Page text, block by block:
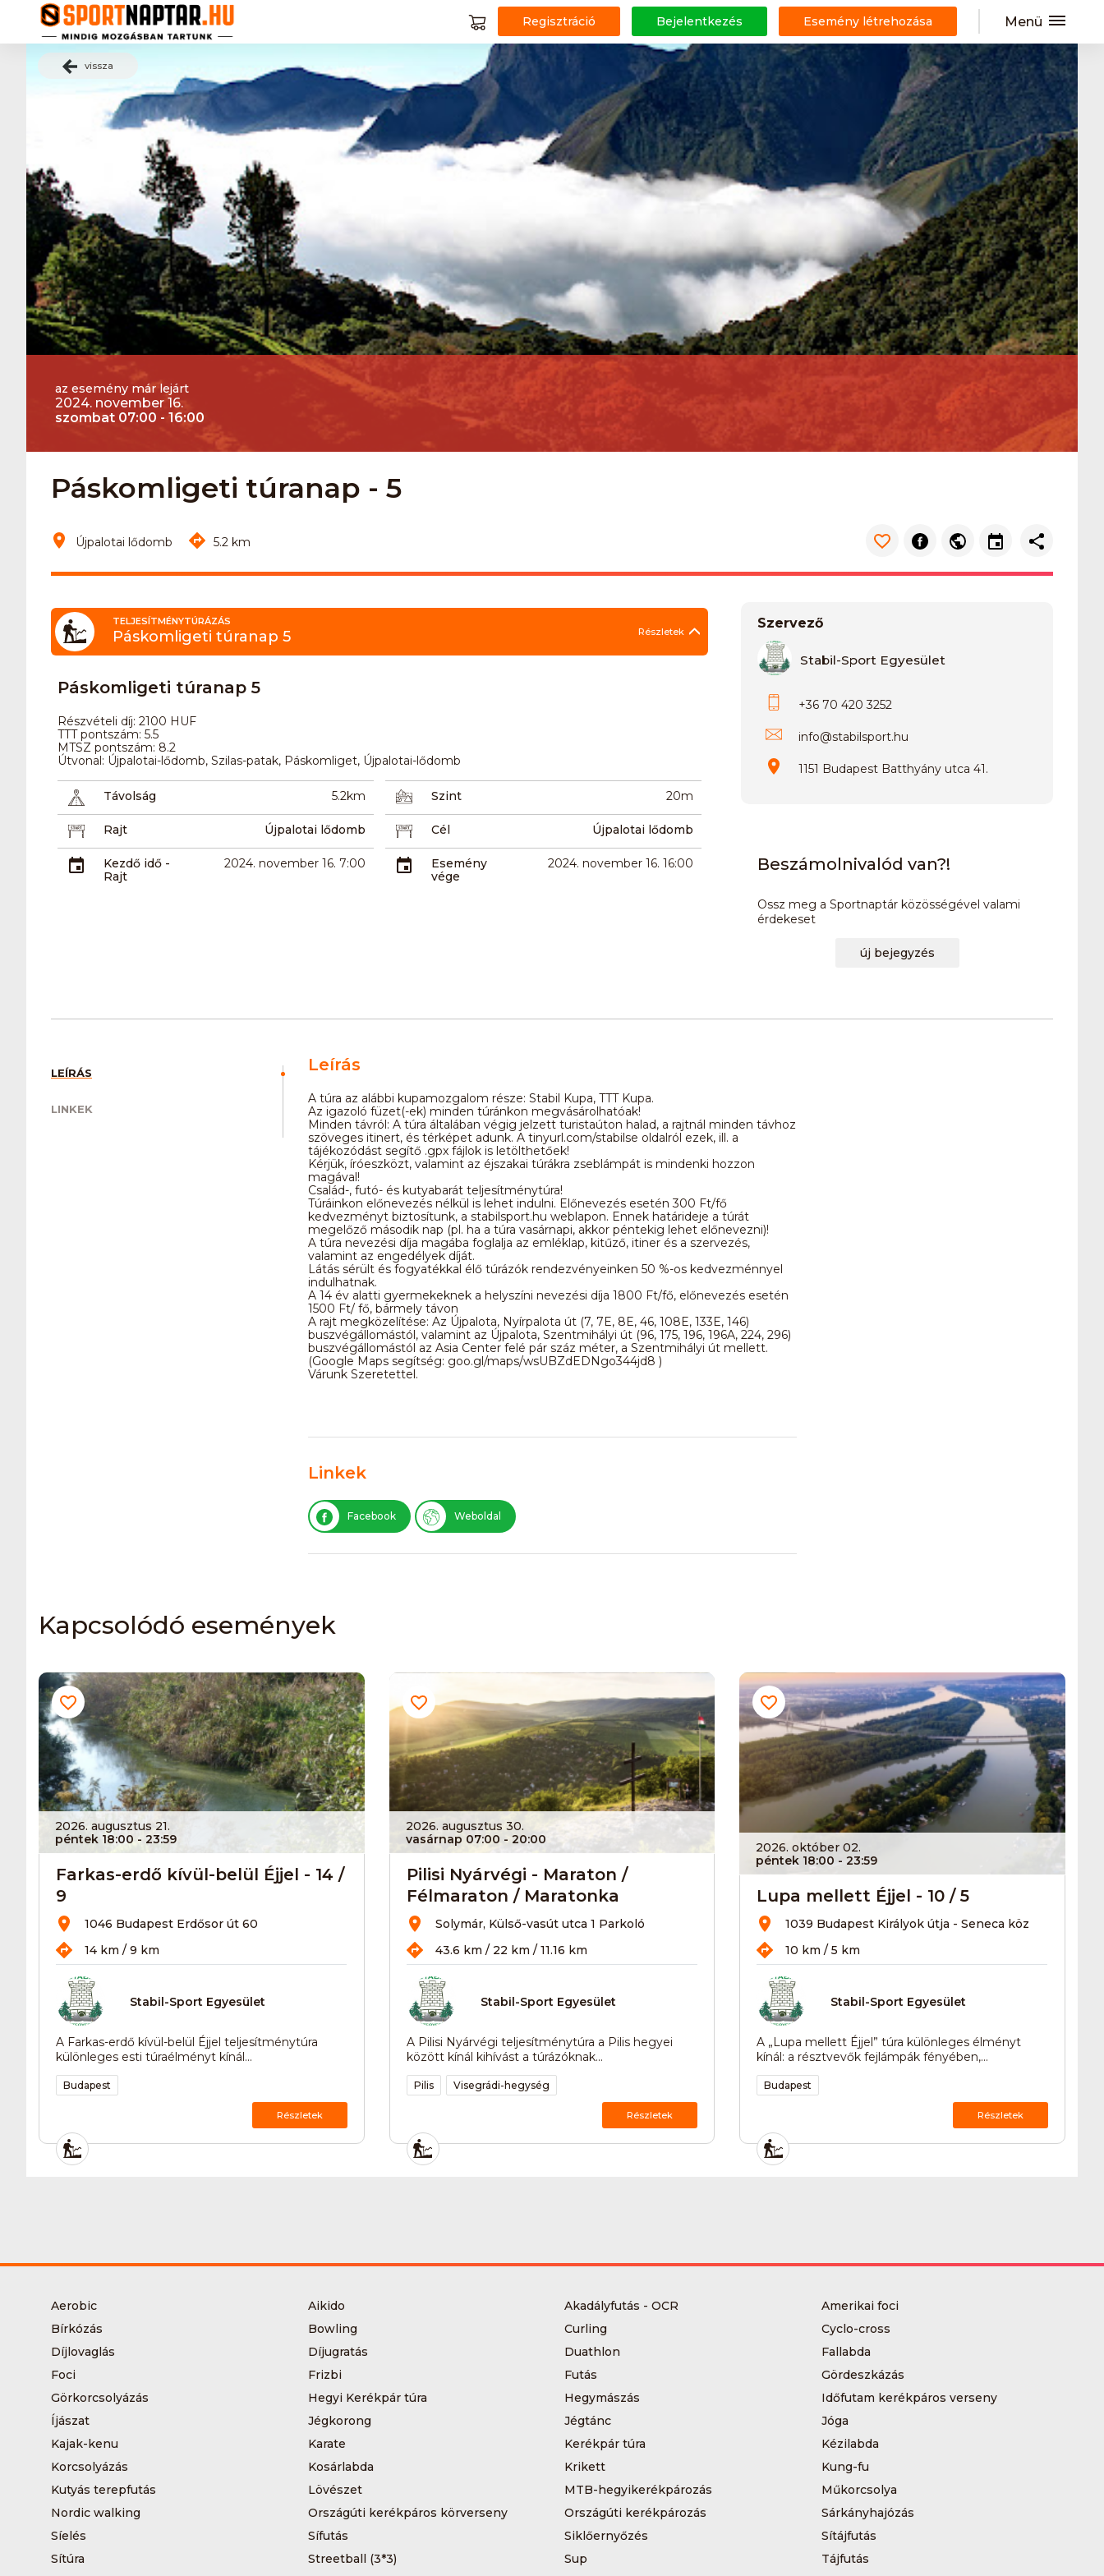
Regisztráció Bejelentkezés Esemény létrehozása Menü
vissza
az esemény már lejárt
2024. november 16.
szombat 07:00 - 16:00
Páskomligeti túranap - 5
Újpalotai lődomb 5.2 km
TELJESÍTMÉNYTÚRÁZÁS
Páskomligeti túranap 5 Részletek
Páskomligeti túranap 5
Részvételi díj: 2100 HUF
TTT pontszám: 5.5
MTSZ pontszám: 8.2
Útvonal: Újpalotai-lődomb, Szilas-patak, Páskomliget, Újpalotai-lődomb
Távolság 5.2km Szint 20m
Rajt Újpalotai lődomb Cél Újpalotai lődomb
Kezdő idő -
Rajt
2024. november 16. 7:00
Esemény
vége
2024. november 16. 16:00
Szervező
Stabil-Sport Egyesület
+36 70 420 3252
info@stabilsport.hu
1151 Budapest Batthyány utca 41.
Beszámolnivalód van?!
Ossz meg a Sportnaptár közösségével valami
érdekeset
új bejegyzés
LEÍRÁS
LINKEK
Leírás
A túra az alábbi kupamozgalom része: Stabil Kupa, TTT Kupa.
Az igazoló füzet(-ek) minden túránkon megvásárolhatóak!
Minden távról: A túra általában végig jelzett turistaúton halad, a rajtnál minden távhoz
szöveges itinert, és térképet adunk. A tinyurl.com/stabilse oldalról ezek, ill. a
tájékozódást segítő .gpx fájlok is letölthetőek!
Kérjük, íróeszközt, valamint az éjszakai túrákra zseblámpát is mindenki hozzon
magával!
Család-, futó- és kutyabarát teljesítménytúra!
Túráinkon előnevezés nélkül is lehet indulni. Előnevezés esetén 300 Ft/fő
kedvezményt biztosítunk, a stabilsport.hu weblapon. Ennek határideje a túrát
megelőző második nap (pl. ha a túra vasárnapi, akkor péntekig lehet előnevezni)!
A túra nevezési díja magába foglalja az emléklap, kitűző, itiner és a szervezés,
valamint az engedélyek díját.
Látás sérült és fogyatékkal élő túrázók rendezvényeinken 50 %-os kedvezménnyel
indulhatnak.
A 14 év alatti gyermekeknek a helyszíni nevezési díja 1800 Ft/fő, előnevezés esetén
1500 Ft/ fő, bármely távon
A rajt megközelítése: Az Újpalota, Nyírpalota út (7, 7E, 8E, 46, 108E, 133E, 146)
buszvégállomástól, valamint az Újpalota, Szentmihályi út (96, 175, 196, 196A, 224, 296)
buszvégállomástól az Asia Center felé pár száz méter, a Szentmihályi út mellett.
(Google Maps segítség: goo.gl/maps/wsUBZdEDNgo344jd8 )
Várunk Szeretettel.
Linkek
Facebook Weboldal
Kapcsolódó események
2026. augusztus 21.
péntek 18:00 - 23:59
Farkas-erdő kívül-belül Éjjel - 14 /
9
1046 Budapest Erdősor út 60
14 km / 9 km
Stabil-Sport Egyesület
A Farkas-erdő kívül-belül Éjjel teljesítménytúra
különleges esti túraélményt kínál...
Budapest
Részletek
2026. augusztus 30.
vasárnap 07:00 - 20:00
Pilisi Nyárvégi - Maraton /
Félmaraton / Maratonka
Solymár, Külső-vasút utca 1 Parkoló
43.6 km / 22 km / 11.16 km
Stabil-Sport Egyesület
A Pilisi Nyárvégi teljesítménytúra a Pilis hegyei
között kínál kihívást a túrázóknak...
Pilis Visegrádi-hegység
Részletek
2026. október 02.
péntek 18:00 - 23:59
Lupa mellett Éjjel - 10 / 5
1039 Budapest Királyok útja - Seneca köz
10 km / 5 km
Stabil-Sport Egyesület
A „Lupa mellett Éjjel” túra különleges élményt
kínál: a résztvevők fejlámpák fényében,...
Budapest
Részletek
Aerobic Aikido Akadályfutás - OCR
Amerikai foci
Bírkózás
Bowling Curling
Cyclo-cross
Díjlovaglás
Díjugratás Duathlon
Fallabda
Foci
Frizbi Futás
Gördeszkázás
Görkorcsolyázás
Hegyi Kerékpár túra Hegymászás
Időfutam kerékpáros verseny
Íjászat
Jégkorong Jégtánc
Jóga
Kajak-kenu
Karate Kerékpár túra
Kézilabda
Korcsolyázás
Kosárlabda Krikett
Kung-fu
Kutyás terepfutás
Lövészet MTB-hegyikerékpározás
Műkorcsolya
Nordic walking
Országúti kerékpáros körverseny Országúti kerékpározás
Sárkányhajózás
Síelés
Sífutás Siklőernyőzés
Sítájfutás
Sítúra
Streetball (3*3) Sup
Tájfutás